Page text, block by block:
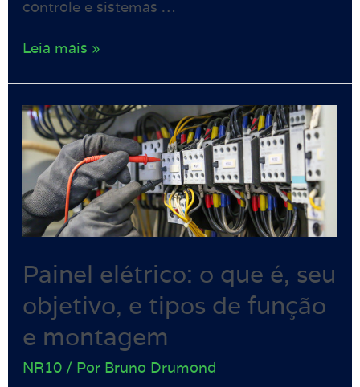
controle e sistemas …
Leia mais »
Painel elétrico: o que é, seu
objetivo, e tipos de função
e montagem
NR10/ Por Bruno Drumond